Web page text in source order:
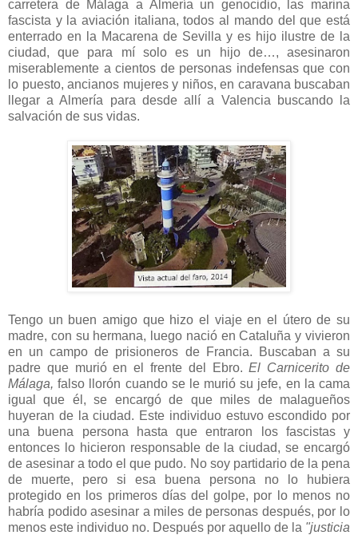
carretera de Málaga a Almería un genocidio, las marina
fascista y la aviación italiana, todos al mando del que está
enterrado en la Macarena de Sevilla y es hijo ilustre de la
ciudad, que para mí solo es un hijo de…, asesinaron
miserablemente a cientos de personas indefensas que con
lo puesto, ancianos mujeres y niños, en caravana buscaban
llegar a Almería para desde allí a Valencia buscando la
salvación de sus vidas.
Tengo un buen amigo que hizo el viaje en el útero de su
madre, con su hermana, luego nació en Cataluña y vivieron
en un campo de prisioneros de Francia. Buscaban a su
padre que murió en el frente del Ebro.El Carnicerito de
Málaga,falso llorón cuando se le murió su jefe, en la cama
igual que él, se encargó de que miles de malagueños
huyeran de la ciudad. Este individuo estuvo escondido por
una buena persona hasta que entraron los fascistas y
entonces lo hicieron responsable de la ciudad, se encargó
de asesinar a todo el que pudo. No soy partidario de la pena
de muerte, pero si esa buena persona no lo hubiera
protegido en los primeros días del golpe, por lo menos no
habría podido asesinar a miles de personas después, por lo
menos este individuo no. Después por aquello de la "justicia